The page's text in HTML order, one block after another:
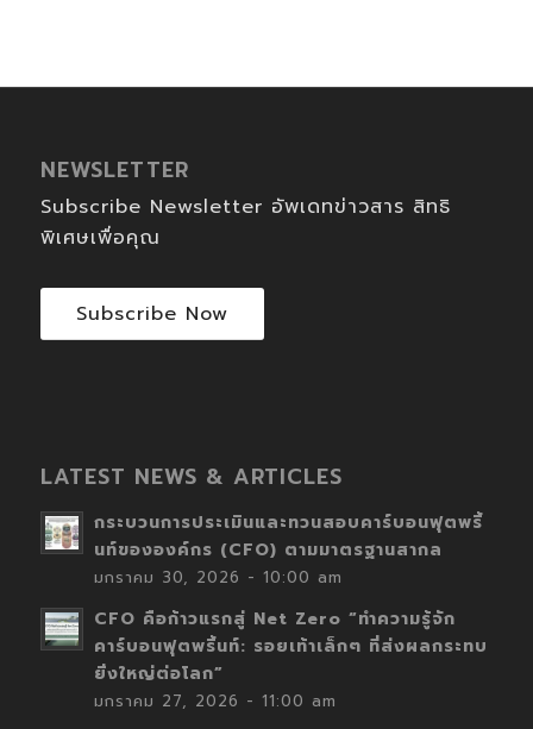
NEWSLETTER
Subscribe Newsletter อัพเดทข่าวสาร สิทธิ
พิเศษเพื่อคุณ
Subscribe Now
LATEST NEWS & ARTICLES
กระบวนการประเมินและทวนสอบคาร์บอนฟุตพริ้
นท์ขององค์กร (CFO) ตามมาตรฐานสากล
มกราคม 30, 2026 - 10:00 am
CFO คือก้าวแรกสู่ Net Zero “ทำความรู้จัก
คาร์บอนฟุตพริ้นท์: รอยเท้าเล็กๆ ที่ส่งผลกระทบ
ยิ่งใหญ่ต่อโลก”
มกราคม 27, 2026 - 11:00 am